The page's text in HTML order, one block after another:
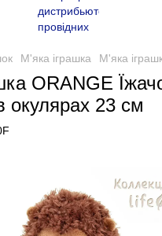
М'яка іграшка М'яка
ORANGE
окулярах 23 см